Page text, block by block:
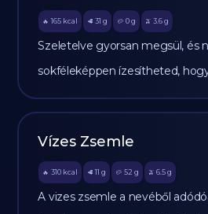
🔥 165 kcal 🥩 31 g 🥔 0g 🫒 3.6 g
Szeletelve gyorsan megsül, és
sokféleképpen ízesítheted,
Vízes Zsemle
🔥 310 kcal 🥩 11 g 🥔 52 g 🫒 6.5 g
A vizes zsemle a nevéből